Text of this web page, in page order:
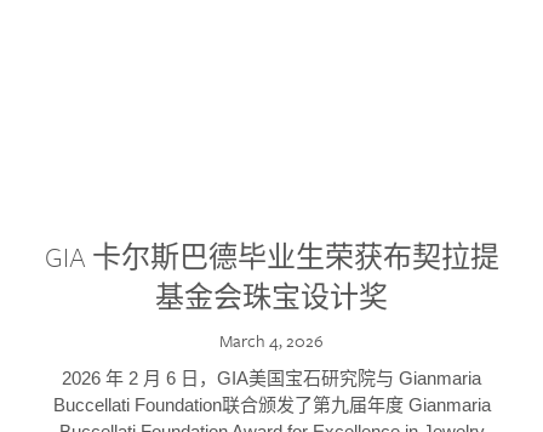
GIA 卡尔斯巴德毕业生荣获布契拉提
基金会珠宝设计奖
March 4, 2026
2026 年 2 月 6 日，GIA美国宝石研究院与 Gianmaria
Buccellati Foundation联合颁发了第九届年度 Gianmaria